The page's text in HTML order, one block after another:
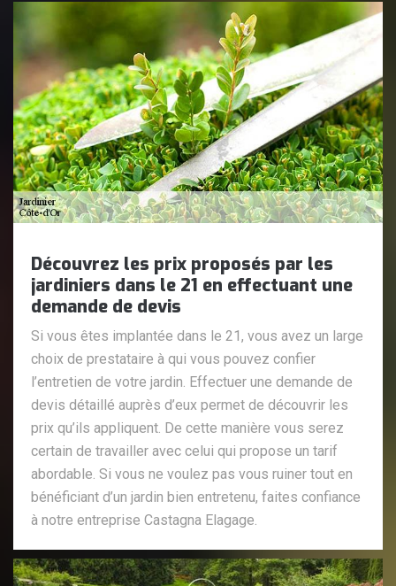
Découvrez les prix proposés par les
jardiniers dans le 21 en effectuant une
demande de devis
Si vous êtes implantée dans le 21, vous avez un large
choix de prestataire à qui vous pouvez confier
l’entretien de votre jardin. Effectuer une demande de
devis détaillé auprès d’eux permet de découvrir les
prix qu’ils appliquent. De cette manière vous serez
certain de travailler avec celui qui propose un tarif
abordable. Si vous ne voulez pas vous ruiner tout en
bénéficiant d’un jardin bien entretenu, faites confiance
à notre entreprise Castagna Elagage.